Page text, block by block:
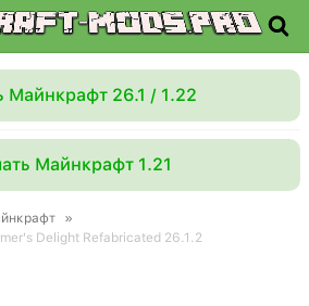
Майнкрафт 26.1 / 1.22
Майнкрафт 1.21
»
Delight Refabricated 26.1.2